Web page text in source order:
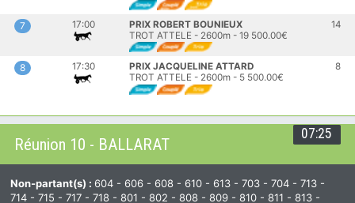
7 17:00
PRIX ROBERT BOUNIEUX
TROT ATTELE - 2600m - 19 500.00€
14
8 17:30
PRIX JACQUELINE ATTARD
TROT ATTELE - 2600m - 5 500.00€
8
07:25
Réunion 10 - BALLARAT
Non-partant(s) : 604 - 606 - 608 - 610 - 613 - 703 - 704 - 713 -
714 - 715 - 717 - 718 - 801 - 802 - 808 - 809 - 810 - 811 - 813 -